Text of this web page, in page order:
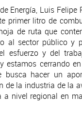
Energía, Luis Felipe
primer litro de
de ruta que
al sector público y
esfuerzo y del
estamos cerrando
busca hacer un
de la industria de la
a nivel regional en